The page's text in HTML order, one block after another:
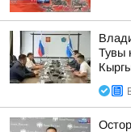
Тувы